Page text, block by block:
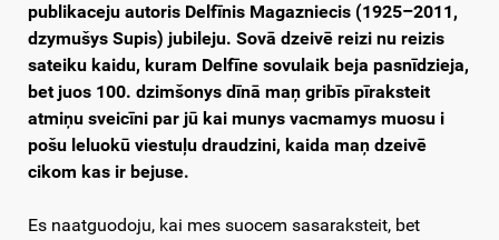
publikaceju autoris Delfīnis Magazniecis (1925–2011,
dzymušys Supis) jubileju. Sovā dzeivē reizi nu reizis
sateiku kaidu, kuram Delfīne sovulaik beja pasnīdzieja,
bet juos 100. dzimšonys dīnā maņ gribīs pīraksteit
atmiņu sveicīni par jū kai munys vacmamys muosu i
pošu leluokū viestuļu draudzini, kaida maņ dzeivē
cikom kas ir bejuse.
Es naatguodoju, kai mes suocem sasaraksteit, bet